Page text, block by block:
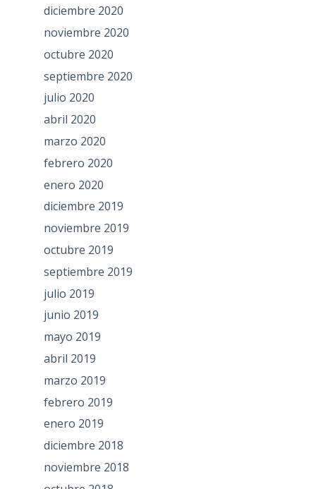
diciembre 2020
noviembre 2020
octubre 2020
septiembre 2020
julio 2020
abril 2020
marzo 2020
febrero 2020
enero 2020
diciembre 2019
noviembre 2019
octubre 2019
septiembre 2019
julio 2019
junio 2019
mayo 2019
abril 2019
marzo 2019
febrero 2019
enero 2019
diciembre 2018
noviembre 2018